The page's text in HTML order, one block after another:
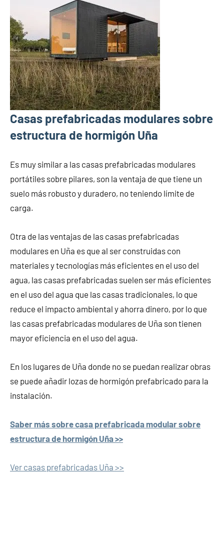
Casas prefabricadas modulares sobre
estructura de hormigón Uña
Es muy similar a las casas prefabricadas modulares
portátiles sobre pilares, son la ventaja de que tiene un
suelo más robusto y duradero, no teniendo límite de
carga.
Otra de las ventajas de las casas prefabricadas
modulares en Uña es que al ser construidas con
materiales y tecnologías más eficientes en el uso del
agua, las casas prefabricadas suelen ser más eficientes
en el uso del agua que las casas tradicionales, lo que
reduce el impacto ambiental y ahorra dinero, por lo que
las casas prefabricadas modulares de Uña son tienen
mayor eficiencia en el uso del agua.
En los lugares de Uña donde no se puedan realizar obras
se puede añadir lozas de hormigón prefabricado para la
instalación.
Saber más sobre casa prefabricada modular sobre
estructura de hormigón Uña >>
Ver casas prefabricadas Uña >>